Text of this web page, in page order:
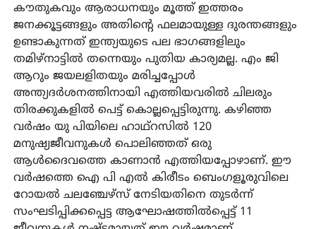
കൗതുകവും ആരാധനയും മൂത്ത് ഇത്തരം
ജനക്കൂട്ടങ്ങളും അതിന്റെ ഫലമായുള്ള ദുരന്തങ്ങളും
ഉണ്ടാകുന്നത് ഇന്ത്യയുടെ പല ഭാഗങ്ങളിലും
തമിഴ്‌നാട്ടില്‍ തന്നെയും പുതിയ കാര്യമല്ല. എം ജി
ആറും ജയലളിതയും മരിച്ചപ്പോള്‍
അന്ത്യദര്‍ശനത്തിനായി എത്തിയവരില്‍ ചിലരും
തിരക്കുകളില്‍ പെട്ട് കൊല്ലപ്പെട്ടിരുന്നു. കഴിഞ്ഞ
വര്‍ഷം യു പിയിലെ ഹാഥ്‌റസില്‍ 120
മനുഷ്യജീവനുകള്‍ പൊലിഞ്ഞത് ഒരു
ആള്‍ദൈവത്തെ കാണാന്‍ എത്തിയപ്പോഴാണ്. ഈ
വര്‍ഷത്തെ ഐ പി എല്‍ കിരീടം ബെംഗളൂരുവിലെ
റോയല്‍ ചലഞ്ചേഴ്‌സ് നേടിയതിനെ തുടര്‍ന്ന്
സംഘടിപ്പിക്കപ്പെട്ട ആഘോഷത്തില്‍പ്പെട്ട് 11